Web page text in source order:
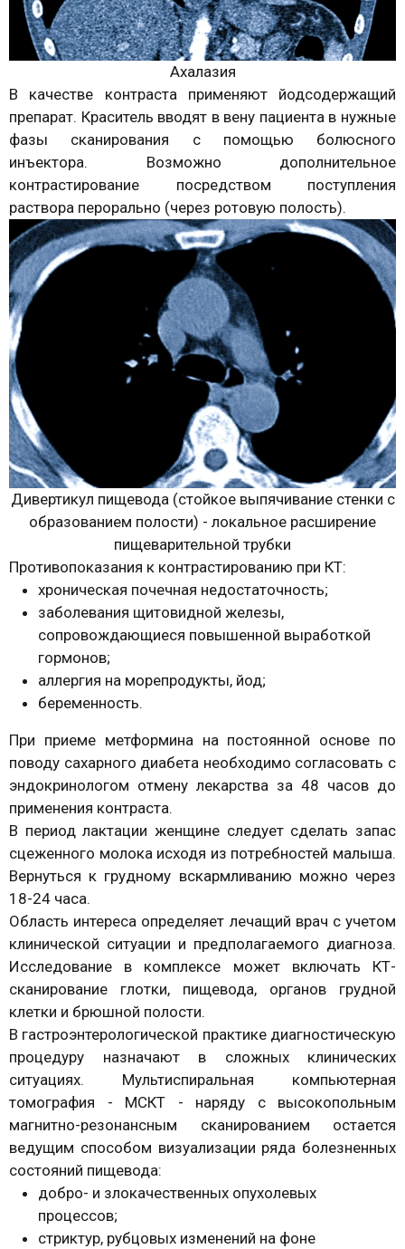
Ахалазия
В качестве контраста применяют йодсодержащий
препарат. Краситель вводят в вену пациента в нужные
фазы сканирования с помощью болюсного
инъектора. Возможно дополнительное
контрастирование посредством поступления
раствора перорально (через ротовую полость).
Дивертикул пищевода (стойкое выпячивание стенки с
образованием полости) - локальное расширение
пищеварительной трубки
Противопоказания к контрастированию при КТ:
хроническая почечная недостаточность;
заболевания щитовидной железы,
сопровождающиеся повышенной выработкой
гормонов;
аллергия на морепродукты, йод;
беременность.
При приеме метформина на постоянной основе по
поводу сахарного диабета необходимо согласовать с
эндокринологом отмену лекарства за 48 часов до
применения контраста.
В период лактации женщине следует сделать запас
сцеженного молока исходя из потребностей малыша.
Вернуться к грудному вскармливанию можно через
18-24 часа.
Область интереса определяет лечащий врач с учетом
клинической ситуации и предполагаемого диагноза.
Исследование в комплексе может включать КТ-
сканирование глотки, пищевода, органов грудной
клетки и брюшной полости.
В гастроэнтерологической практике диагностическую
процедуру назначают в сложных клинических
ситуациях. Мультиспиральная компьютерная
томография - МСКТ - наряду с высокопольным
магнитно-резонансным сканированием остается
ведущим способом визуализации ряда болезненных
состояний пищевода:
добро- и злокачественных опухолевых
процессов;
стриктур, рубцовых изменений на фоне